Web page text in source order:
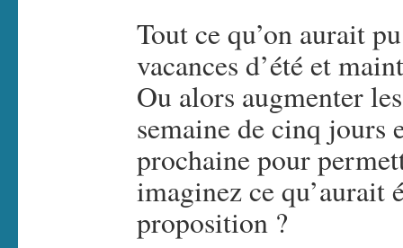
Tout ce qu’on aurait
vacances d’été et
Ou alors augmenter
semaine de cinq jours
prochaine pour
imaginez ce qu’aurait
proposition ?